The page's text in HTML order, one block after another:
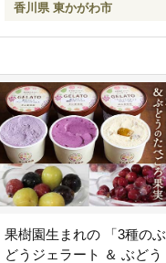
香川県 東かがわ市
果樹園生まれの 「3種のぶ
どうジェラート ＆ ぶどう